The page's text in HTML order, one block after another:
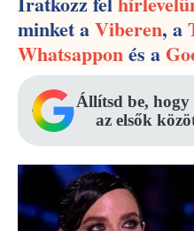
minket aViberen, a
Whatsapponés a
Állítsd be,
az elsők